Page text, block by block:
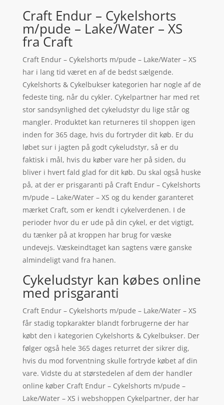
Craft Endur – Cykelshorts
m/pude – Lake/Water – XS
fra Craft
Craft Endur – Cykelshorts m/pude – Lake/Water – XS
har i lang tid været en af de bedst sælgende.
Cykelshorts & Cykelbukser kategorien har nogle af de
fedeste ting, når du cykler. Cykelpartner har med ret
stor sandsynlighed det cykeludstyr du lige står og
mangler. Produktet kan returneres til shoppen igen
inden for 365 dage, hvis du fortryder dit køb. Er du
løbet sur i jagten på godt cykeludstyr, så er du
faktisk i mål, hvis du køber vare her på siden, du
bliver i hvert fald glad for dit køb. Du skal også huske
på, at der er prisgaranti på Craft Endur – Cykelshorts
m/pude – Lake/Water – XS og du kender garanteret
mærket Craft, som er kendt i cykelverdenen. I de
perioder hvor du er ude på din cykel, er det vigtigt,
du tænker på at kroppen har brug for væske
undevejs. Væskeindtaget kan sagtens være ganske
almindeligt vand fra hanen.
Cykeludstyr kan købes online
med prisgaranti
Craft Endur – Cykelshorts m/pude – Lake/Water – XS
får stadig topkarakter blandt forbrugerne der har
købt den i kategorien Cykelshorts & Cykelbukser. Der
følger også hele 365 dages returret der sikrer dig,
hvis du mod forventning skulle fortryde købet af din
vare. Vidste du at størstedelen af dem der handler
online køber Craft Endur – Cykelshorts m/pude –
Lake/Water – XS i webshoppen Cykelpartner, der har